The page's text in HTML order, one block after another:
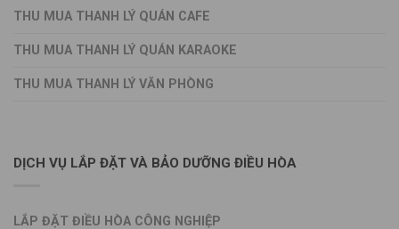
THU MUA THANH LÝ QUÁN CAFE
THU MUA THANH LÝ QUÁN KARAOKE
THU MUA THANH LÝ VĂN PHÒNG
DỊCH VỤ LẮP ĐẶT VÀ BẢO DƯỠNG ĐIỀU HÒA
LẮP ĐẶT ĐIỀU HÒA CÔNG NGHIỆP